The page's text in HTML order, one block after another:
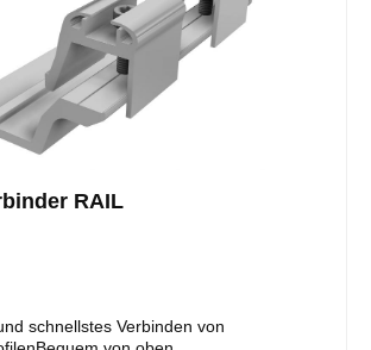
RAIL
schnellstes Verbinden von